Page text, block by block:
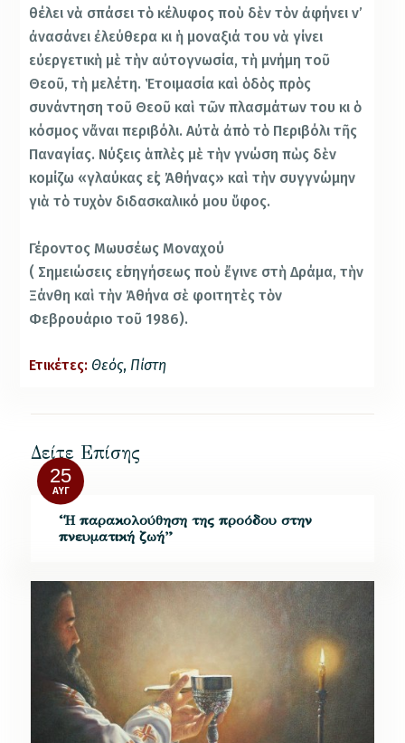
θέλει νὰ σπάσει τὸ κέλυφος ποὺ δὲν τὸν ἀφήνει ν’
ἀνασάνει ἐλεύθερα κι ἡ μοναξιά του νὰ γίνει
εὐεργετικὴ μὲ τὴν αὐτογνωσία, τὴ μνήμη τοῦ
Θεοῦ, τὴ μελέτη. Ἑτοιμασία καὶ ὁδὸς πρὸς
συνάντηση τοῦ Θεοῦ καὶ τῶν πλασμάτων του κι ὁ
κόσμος νἄναι περιβόλι. Αὐτὰ ἀπὸ τὸ Περιβόλι τῆς
Παναγίας. Νύξεις ἁπλὲς μὲ τὴν γνώση πὼς δὲν
κομίζω «γλαύκας εἰς Ἀθήνας» καὶ τὴν συγγνώμην
γιὰ τὸ τυχὸν διδασκαλικό μου ὕφος.
Γέροντος Μωυσέως Μοναχού
( Σημειώσεις εἰσηγήσεως ποὺ ἔγινε στὴ Δράμα, τὴν
Ξάνθη καὶ τὴν Ἀθήνα σὲ φοιτητὲς τὸν
Φεβρουάριο τοῦ 1986).
Ετικέτες: Θεός, Πίστη
Δείτε Επίσης
25
ΑΥΓ
“Η παρακολούθηση της προόδου στην
πνευματική ζωή”